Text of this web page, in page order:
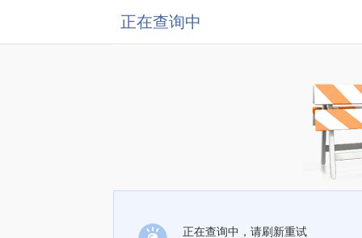
正在查询中
正在查询中，请刷新重试